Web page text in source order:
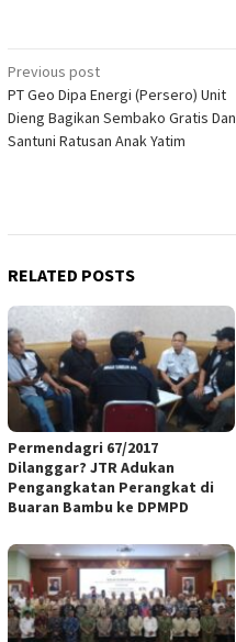
Post
navigation
Previous post
PT Geo Dipa Energi (Persero) Unit
Dieng Bagikan Sembako Gratis Dan
Santuni Ratusan Anak Yatim
RELATED POSTS
Permendagri 67/2017
Dilanggar? JTR Adukan
Pengangkatan Perangkat di
Buaran Bambu ke DPMPD